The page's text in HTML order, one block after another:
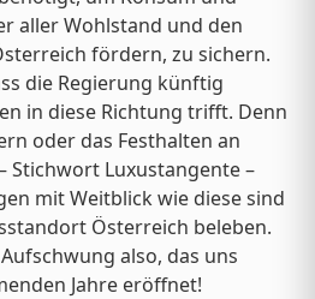
aller Wohlstand und den
fördern, zu sichern.
die Regierung künftig
in diese Richtung trifft. Denn
oder das Festhalten an
Stichwort Luxustangente –
mit Weitblick wie diese sind
Österreich beleben.
also, das uns
Jahre eröffnet!